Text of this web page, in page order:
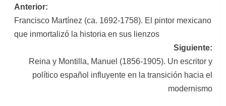
Navegación
de
entradas
Anterior:
Francisco Martínez (ca. 1692-1758). El pintor mexicano
que inmortalizó la historia en sus lienzos
Siguiente:
Reina y Montilla, Manuel (1856-1905). Un escritor y
político español influyente en la transición hacia el
modernismo